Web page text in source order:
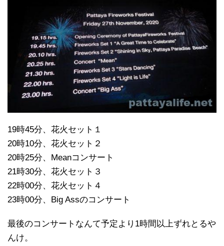
19時45分、花火セット１
20時10分、花火セット２
20時25分、Meanコンサート
21時30分、花火セット３
22時00分、花火セット４
23時00分、Big Assのコンサート
最後のコンサートなんて予定より1時間以上ずれとるや
んけ。